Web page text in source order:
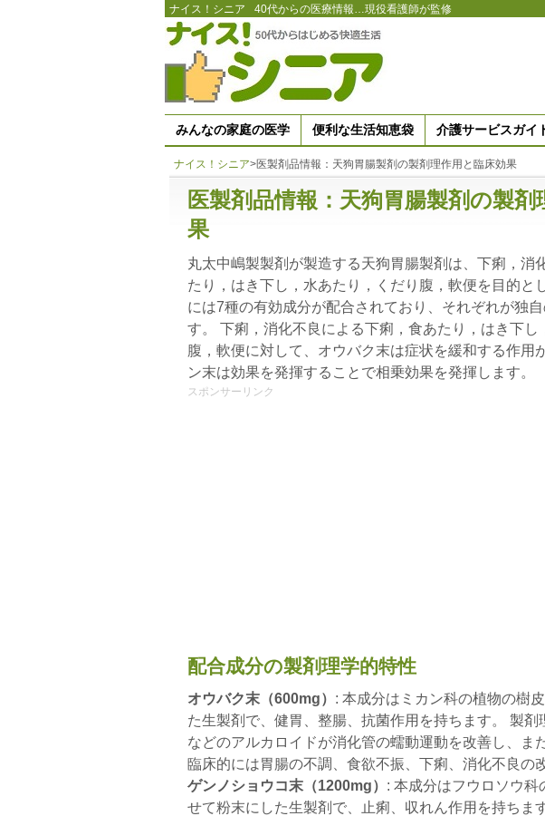
ナイス！シニア 40代からの医療情報…現役看護師が監修
みんなの家庭の医学 便利な生活知恵袋 介護サービスガイ
ナイス！シニア>医製剤品情報：天狗胃腸製剤の製剤理作用と臨床効果
医製剤品情報：天狗胃腸製剤の製
果
丸太中嶋製製剤が製造する天狗胃腸製剤は、下痢，消
たり，はき下し，水あたり，くだり腹，軟便を目的と
には7種の有効成分が配合されており、それぞれが独
す。 下痢，消化不良による下痢，食あたり，はき下し
腹，軟便に対して、オウバク末は症状を緩和する作用
ン末は効果を発揮することで相乗効果を発揮します。
スポンサーリンク
配合成分の製剤理学的特性
オウバク末（600mg） : 本成分はミカン科の植物の樹
た生製剤で、健胃、整腸、抗菌作用を持ちます。 製剤
などのアルカロイドが消化管の蠕動運動を改善し、ま
臨床的には胃腸の不調、食欲不振、下痢、消化不良の
ゲンノショウコ末（1200mg） : 本成分はフウロソウ科
せて粉末にした生製剤で、止痢、収れん作用を持ちま